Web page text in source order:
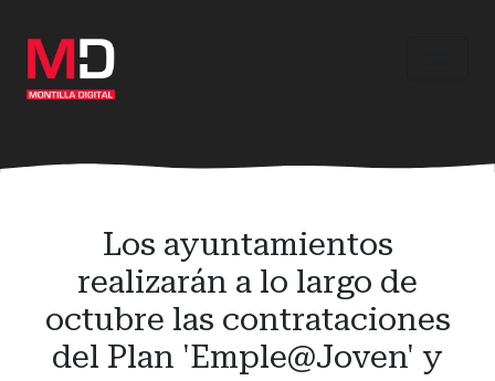
contenido
principal
Los ayuntamientos
realizarán a lo largo de
octubre las contrataciones
del Plan 'Emple@Joven' y